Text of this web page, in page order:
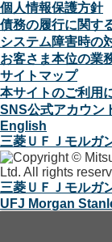
個人情報保護方針
債務の履行に関す
システム障害時の
お客さま本位の業
サイトマップ
本サイトのご利用
SNS公式アカウン
English
三菱ＵＦＪモルガ
三菱ＵＦＪモルガ
UFJ Morgan